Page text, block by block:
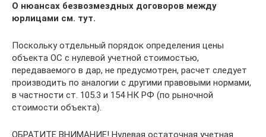
О нюансах безвозмездных договоров между
юрлицами см. тут.
Поскольку отдельный порядок определения цены
объекта ОС с нулевой учетной стоимостью,
передаваемого в дар, не предусмотрен, расчет следует
производить по аналогии с другими правовыми нормами,
в частности ст. 105.3 и 154 НК РФ (по рыночной
стоимости объекта).
ОБРАТИТЕ ВНИМАНИЕ! Нулевая остаточная учетная